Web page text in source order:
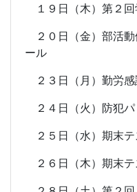
１９日（木）第２回
２０日（金）部活動
ール
２３日（月）勤労感
２４日（火）防犯パ
２５日（水）期末テ
２６日（木）期末テ